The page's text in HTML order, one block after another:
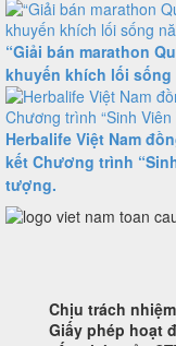
“Giải bán marathon
khuyến khích lối
Herbalife Việt Nam
kết Chương trình
tượng.
Chịu trách
Giấy phép hoạt